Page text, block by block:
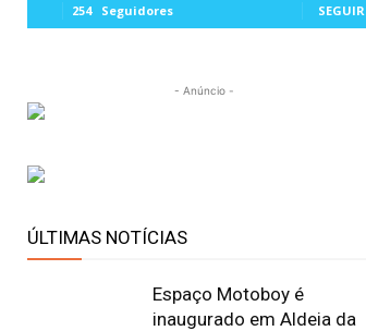
254 Seguidores SEGUIR
- Anúncio -
ÚLTIMAS NOTÍCIAS
Espaço Motoboy é
inaugurado em Aldeia da